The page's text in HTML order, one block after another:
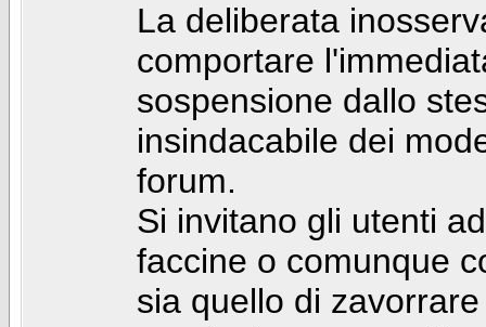
La deliberata
comportare
sospensione dallo
insindacabile dei
forum.
Si invitano gli utenti
faccine o comunque
sia quello di